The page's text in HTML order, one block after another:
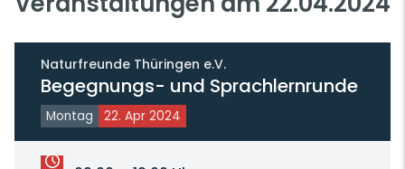
Naturfreunde Thüringen e.V.
Begegnungs- und Sprachlernrunde
Montag 22. Apr 2024